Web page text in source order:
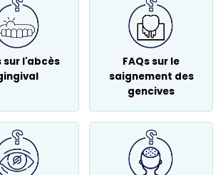
sur l'abcès
FAQs sur le
saignement des
gencives